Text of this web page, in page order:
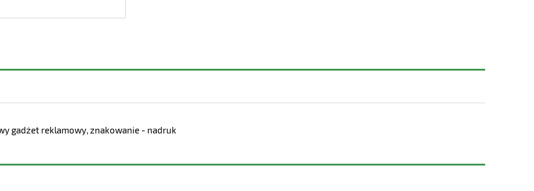
gadżet reklamowy, znakowanie - nadruk